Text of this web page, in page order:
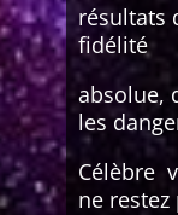
résultats
fidélité
absolue,
les
Célèbre
ne